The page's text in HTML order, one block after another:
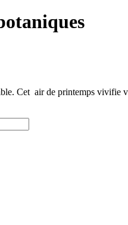
Cet air de printemps